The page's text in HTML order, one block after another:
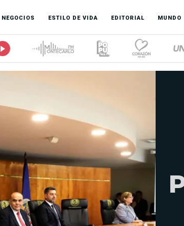
NEGOCIOS ESTILO DE VIDA EDITORIAL MUNDO